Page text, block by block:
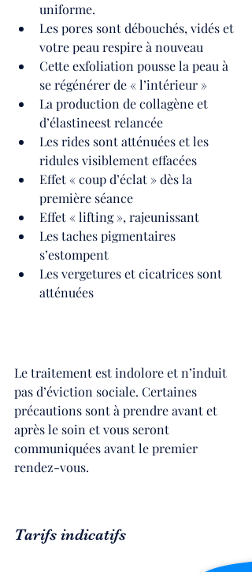
uniforme.
Les pores sont débouchés, vidés et
votre peau respire à nouveau
Cette exfoliation pousse la peau à
se régénérer de « l’intérieur »
La production de collagène et
d’élastineest relancée
Les rides sont atténuées et les
ridules visiblement effacées
Effet « coup d’éclat » dès la
première séance
Effet « lifting », rajeunissant
Les taches pigmentaires
s’estompent
Les vergetures et cicatrices sont
atténuées
Le traitement est indolore et n’induit
pas d’éviction sociale. Certaines
précautions sont à prendre avant et
après le soin et vous seront
communiquées avant le premier
rendez-vous.
Tarifs indicatifs